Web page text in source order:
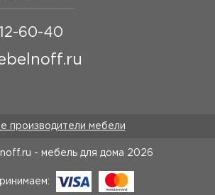
60-40
производители мебели
- мебель для дома 2026